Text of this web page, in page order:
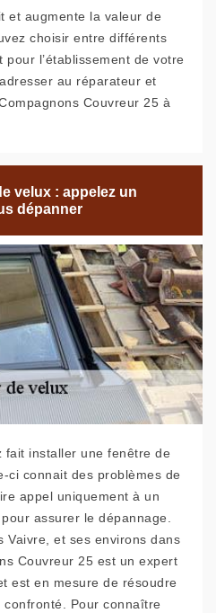
et augmente la valeur de
choisir entre différents
l’établissement de votre
au réparateur et
Couvreur 25 à
velux : appelez un
dépanner
fait installer une fenêtre de
ci connait des problèmes de
appel uniquement à un
assurer le dépannage.
Vaivre, et ses environs dans
Couvreur 25 est un expert
est en mesure de résoudre
Pour connaître